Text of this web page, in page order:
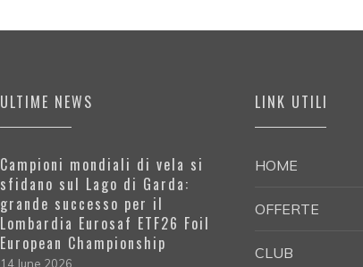
ULTIME NEWS
Campioni mondiali di vela si
sfidano sul Lago di Garda:
grande successo per il
Lombardia Eurosaf ETF26 Foil
European Championship
14 June 2026
LINK UTILI
HOME
OFFERTE
CLUB